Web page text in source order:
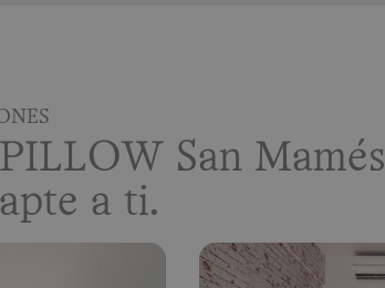
San Mamés
a ti.